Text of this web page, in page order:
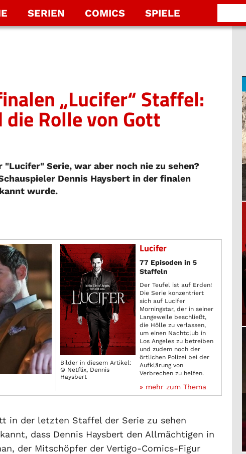
SERIEN COMICS SPIELE
„Lucifer“ Staffel:
Rolle von Gott
Serie, war aber noch nie zu sehen?
Dennis Haysbert in der finalen
wurde.
Bilder in diesem Artikel:
© Netflix, Dennis
Haysbert
Lucifer
77 Episoden in 5
Staffeln
Der Teufel ist auf Erden!
Die Serie konzentriert
sich auf Lucifer
Morningstar, der in seiner
Langeweile beschließt,
die Hölle zu verlassen,
um einen Nachtclub in
Los Angeles zu betreiben
und zudem noch der
örtlichen Polizei bei der
Aufklärung von
Verbrechen zu helfen.
» mehr zum Thema
in der letzten Staffel der Serie zu sehen
dass Dennis Haysbert den Allmächtigen in
der Mitschöpfer der Vertigo-Comics-Figur